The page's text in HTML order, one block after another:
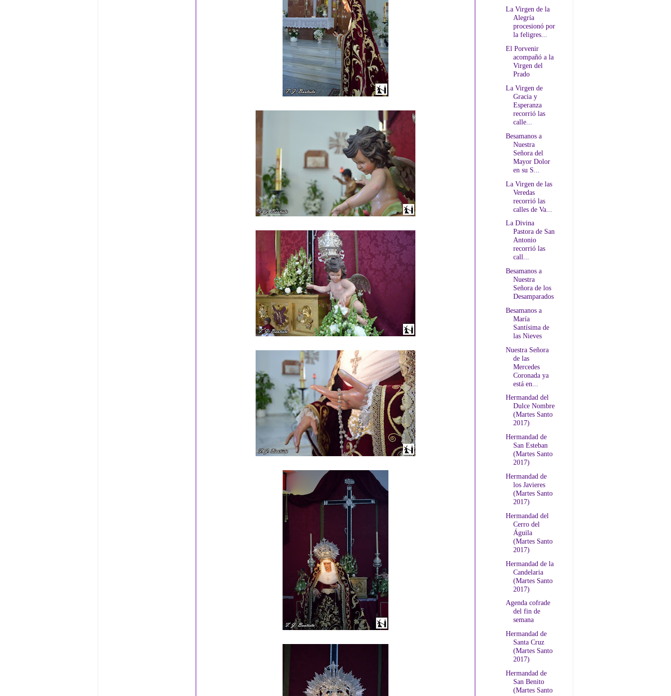
La Virgen de la
Alegría
procesionó por
la feligres...
El Porvenir
acompañó a la
Virgen del
Prado
La Virgen de
Gracia y
Esperanza
recorrió las
calle...
Besamanos a
Nuestra
Señora del
Mayor Dolor
en su S...
La Virgen de las
Veredas
recorrió las
calles de Va...
La Divina
Pastora de San
Antonio
recorrió las
call...
Besamanos a
Nuestra
Señora de los
Desamparados
Besamanos a
María
Santísima de
las Nieves
Nuestra Señora
de las
Mercedes
Coronada ya
está en...
Hermandad del
Dulce Nombre
(Martes Santo
2017)
Hermandad de
San Esteban
(Martes Santo
2017)
Hermandad de
los Javieres
(Martes Santo
2017)
Hermandad del
Cerro del
Águila
(Martes Santo
2017)
Hermandad de la
Candelaria
(Martes Santo
2017)
Agenda cofrade
del fin de
semana
Hermandad de
Santa Cruz
(Martes Santo
2017)
Hermandad de
San Benito
(Martes Santo